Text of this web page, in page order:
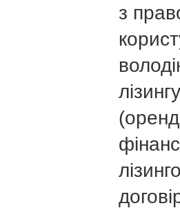
з